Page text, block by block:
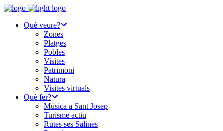
Què veure?
Zones
Platges
Pobles
Visites
Patrimoni
Natura
Visites virtuals
Què fer?
Música a Sant Josep
Turisme actiu
Rutes ses Salines